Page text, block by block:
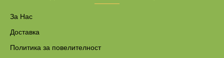
За Нас
Доставка
Политика за повелителност